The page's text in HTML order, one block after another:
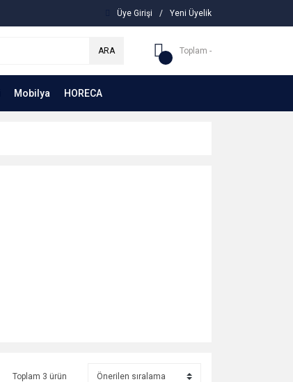
Üye Girişi / Yeni Üyelik
ARA Toplam -
Mobilya HORECA
Toplam 3 ürün